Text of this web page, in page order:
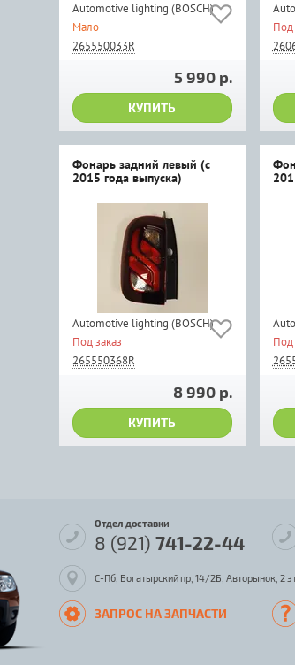
Automotive lighting (BOSCH)
Мало
265550033R
5 990 р.
КУПИТЬ
Под
Фонарь задний левый (с
2015 года выпуска)
Automotive lighting (BOSCH)
Под заказ
265550368R
8 990 р.
КУПИТЬ
Под
Отдел доставки
8 (921) 741-22-44
С-Пб, Богатырский пр, 14/2Б, Авторынок, 2
ЗАПРОС НА ЗАПЧАСТИ